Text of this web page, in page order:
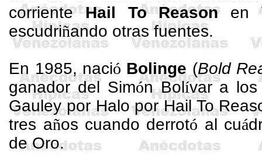
corrienteHail To Reasonen
escudriñando otras fuentes.
En 1985, nació Bolinge (Bold
ganador del Simón Bolívar a
Gauleypor Halo porHail To
tres años cuando derrotó al cuá
de Oro.